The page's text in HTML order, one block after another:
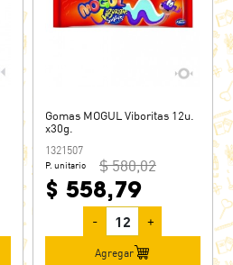
Gomas MOGUL Viboritas 12u.
x30g.
1321507
P. unitario $ 580,02
$ 558,79
- +
Agregar